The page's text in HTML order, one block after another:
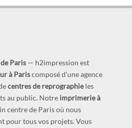
Paris — h2impression est
à Pariscomposé d'une agence
centres de reprographieles
au public. Notre imprimerie à
centre de Paris où nous
pour tous vos projets. Vous